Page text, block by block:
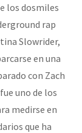
los dosmiles
rap
Slowrider,
en una
con Zach
uno de los
medirse en
que ha